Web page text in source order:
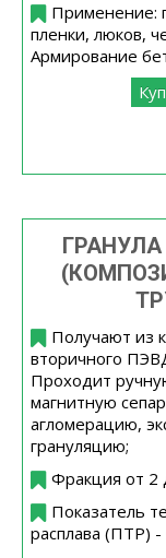
Применение:
пленки, люков,
Армирование
Получают из
вторичного
Проходит
магнитную
агломерацию,
грануляцию;
Фракция от 2
Показатель
расплава (ПТР)